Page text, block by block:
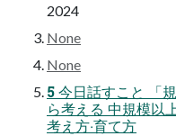
2024
None
None
5 今⽇話すこと 「
ら考える 中規模以
考え⽅‧育て⽅